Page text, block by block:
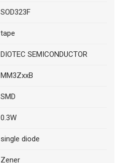
SOD323F
tape
DIOTEC SEMICONDUCTOR
MM3ZxxB
SMD
0.3W
single diode
Zener